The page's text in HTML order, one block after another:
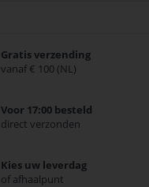
Gratis verzending
vanaf € 100 (NL)
Voor 17:00 besteld
direct verzonden
Kies uw leverdag
of afhaalpunt